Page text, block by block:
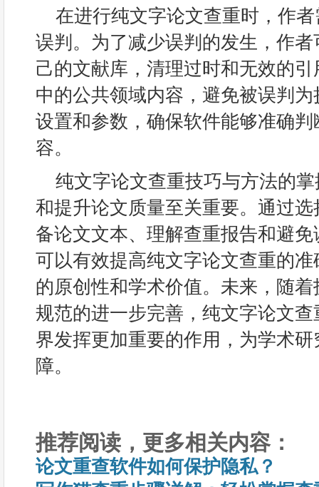
在进行纯文字论文查重时，作
误判。为了减少误判的发生，作
己的文献库，清理过时和无效的
中的公共领域内容，避免被误判
设置和参数，确保软件能够准确
容。
纯文字论文查重技巧与方法的
和提升论文质量至关重要。通过
备论文文本、理解查重报告和避
可以有效提高纯文字论文查重的
的原创性和学术价值。未来，随
规范的进一步完善，纯文字论文
界发挥更加重要的作用，为学术
障。
推荐阅读，更多相关内容：
论文重查软件如何保护隐私？